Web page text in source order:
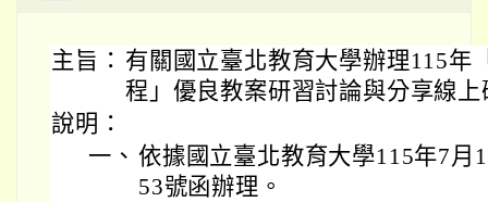
主旨： 有關國立臺北教育大學辦理115年
程」優良教案研習討論與分享線
說明：
一、 依據國立臺北教育大學115年7月
53號函辦理。